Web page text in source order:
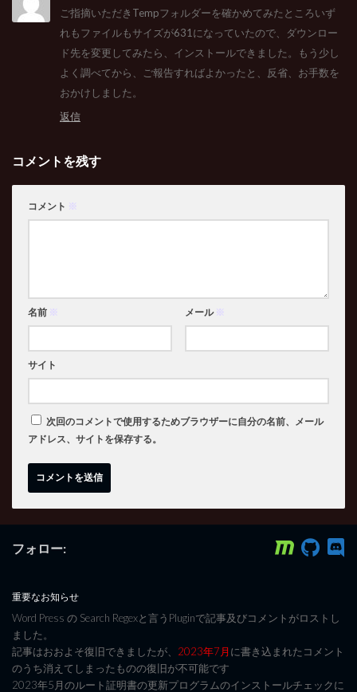
ご指摘いただきTempフォルダーを確かめてみたところいず
れもファイルもサイズが631になっていたので、ダウンロー
ド先を変更してみたら、インストールできました。もう少し
よく調べてから、ご報告すればよかったと、反省、お手数を
おかけしました。
返信
コメントを残す
コメント ※
名前 ※ メール ※
サイト
次回のコメントで使用するためブラウザーに自分の名前、メール
アドレス、サイトを保存する。
フォロー:
重要なお知らせ
Word Press の Search Regexと言うPluginで記事及びコメントがロストし
ました。
記事はおおよそ復旧できましたが、 2023年7月に書き込まれたコメント
のうち消えてしまったものの復旧が不可能です
2023年5月のルート証明書の更新プログラムのインストールチェックに